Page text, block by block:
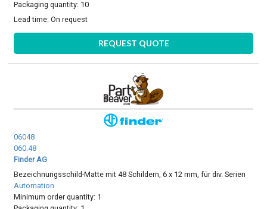
Packaging quantity: 10
Lead time:On request
REQUEST QUOTE
06048
060.48
Finder AG
Bezeichnungsschild-Matte mit 48 Schildern, 6 x 12 mm, für div. Serien
Automation
Minimum order quantity: 1